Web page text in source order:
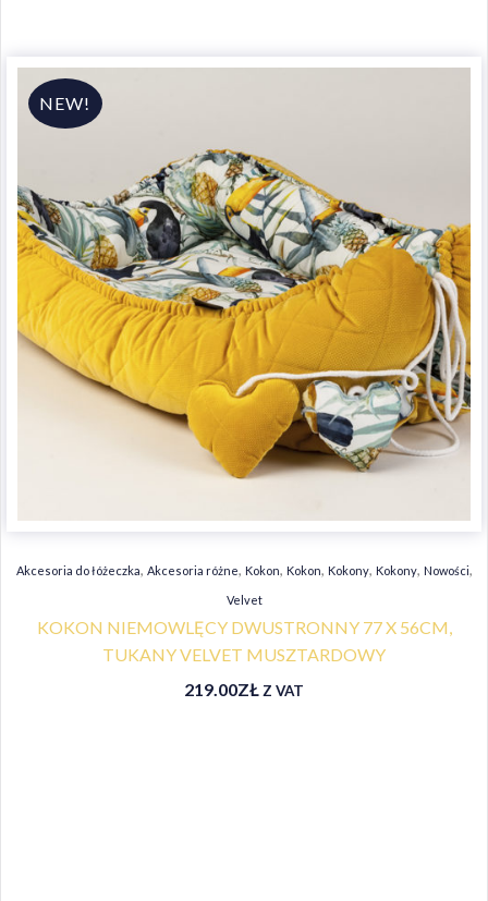
Akcesoria do łóżeczka, Akcesoria różne, Kokon, Kokon, Kokony, Kokony, Nowości,
Velvet
KOKON NIEMOWLĘCY DWUSTRONNY 77 X 56CM,
TUKANY VELVET MUSZTARDOWY
219.00ZŁ Z VAT